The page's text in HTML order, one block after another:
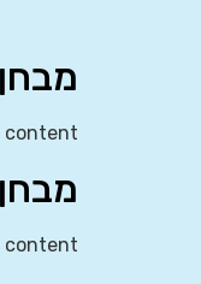
מבחן
content
מבחן
content